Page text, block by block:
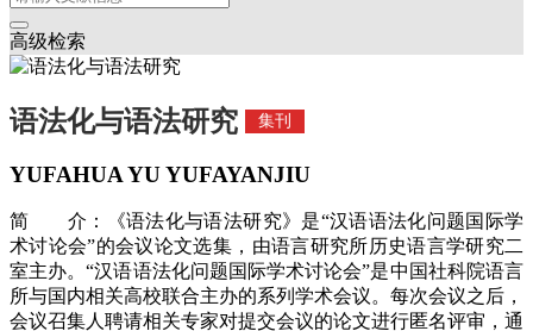
高级检索
语法化与语法研究 集刊
YUFAHUA YU YUFAYANJIU
简 介：《语法化与语法研究》是“汉语语法化问题国际学
术讨论会”的会议论文选集，由语言研究所历史语言学研究二
室主办。“汉语语法化问题国际学术讨论会”是中国社科院语言
所与国内相关高校联合主办的系列学术会议。每次会议之后，
会议召集人聘请相关专家对提交会议的论文进行匿名评审，通